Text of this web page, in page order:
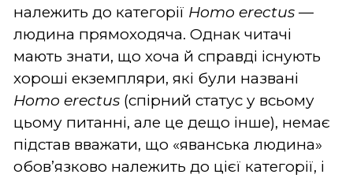
належить до категорії Homo erectus —
людина прямоходяча. Однак читачі
мають знати, що хоча й справді існують
хороші екземпляри, які були названі
Homo erectus (спірний статус у всьому
цьому питанні, але це дещо інше), немає
підстав вважати, що «яванська людина»
обов’язково належить до цієї категорії, і